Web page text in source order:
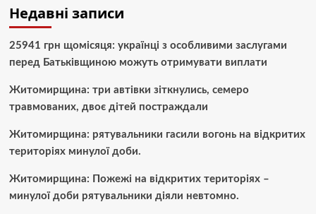
Недавні записи
25941 грн щомісяця: українці з особливими заслугами
перед Батьківщиною можуть отримувати виплати
Житомирщина: три автівки зіткнулись, семеро
травмованих, двоє дітей постраждали
Житомирщина: рятувальники гасили вогонь на відкритих
територіях минулої доби.
Житомирщина: Пожежі на відкритих територіях –
минулої доби рятувальники діяли невтомно.